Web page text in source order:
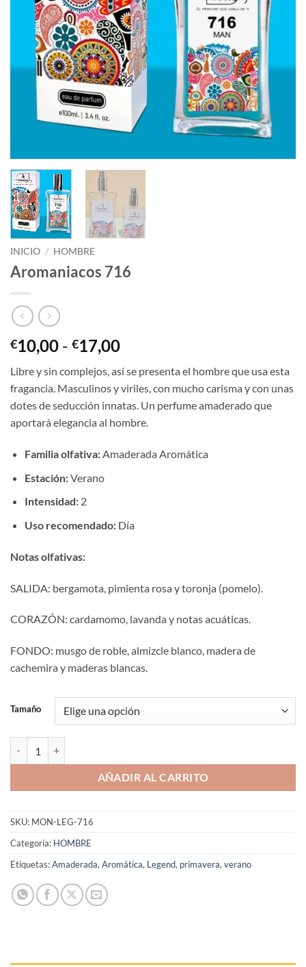
INICIO / HOMBRE
Aromaniacos 716
€10,00 - €17,00Rango
precios:
desde
€10,00
hasta
Libre y sin complejos, así se presenta el hombre que usa esta
fragancia. Masculinos y viriles, con mucho carisma y con unas
dotes de seducción innatas. Un perfume amaderado que
aportará elegancia al hombre.
Familia olfativa:Amaderada Aromática
Estación:Verano
Intensidad:2
Uso recomendado:Día
Notas olfativas:
SALIDA: bergamota, pimienta rosa y toronja (pomelo).
CORAZÓN: cardamomo, lavanda y notas acuáticas.
FONDO: musgo de roble, almizcle blanco, madera de
cachemira y maderas blancas.
Tamaño
AÑADIR AL CARRITO
SKU: MON-LEG-716
Categoría: HOMBRE
Etiquetas:Amaderada, Aromática, Legend, primavera, verano